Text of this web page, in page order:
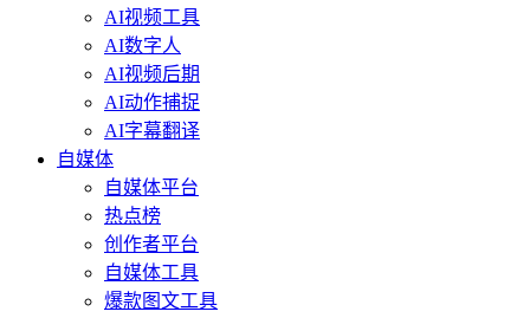
AI视频工具
AI数字人
AI视频后期
AI动作捕捉
AI字幕翻译
自媒体
自媒体平台
热点榜
创作者平台
自媒体工具
爆款图文工具